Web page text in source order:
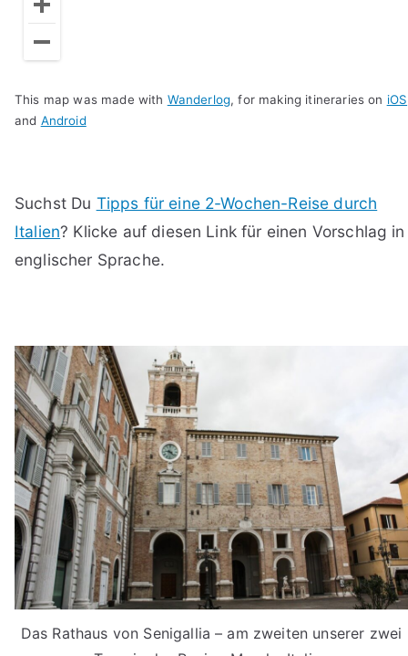
This map was made with Wanderlog, for making itineraries on iOS
and Android
Suchst Du Tipps für eine 2-Wochen-Reise durch
Italien? Klicke auf diesen Link für einen Vorschlag in
englischer Sprache.
Das Rathaus von Senigallia – am zweiten unserer zwei